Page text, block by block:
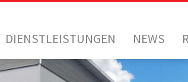
DIENSTLEISTUNGEN NEWS